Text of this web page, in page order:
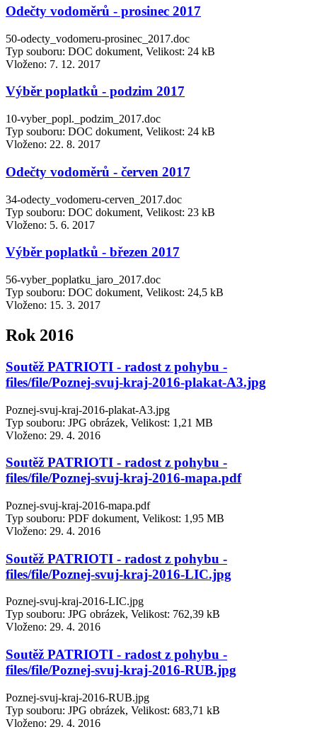
Odečty vodoměrů - prosinec 2017
50-odecty_vodomeru-prosinec_2017.doc
Typ souboru: DOC dokument, Velikost: 24 kB
Vloženo: 7. 12. 2017
Výběr poplatků - podzim 2017
10-vyber_popl._podzim_2017.doc
Typ souboru: DOC dokument, Velikost: 24 kB
Vloženo: 22. 8. 2017
Odečty vodoměrů - červen 2017
34-odecty_vodomeru-cerven_2017.doc
Typ souboru: DOC dokument, Velikost: 23 kB
Vloženo: 5. 6. 2017
Výběr poplatků - březen 2017
56-vyber_poplatku_jaro_2017.doc
Typ souboru: DOC dokument, Velikost: 24,5 kB
Vloženo: 15. 3. 2017
Rok 2016
Soutěž PATRIOTI - radost z pohybu -
files/file/Poznej-svuj-kraj-2016-plakat-A3.jpg
Poznej-svuj-kraj-2016-plakat-A3.jpg
Typ souboru: JPG obrázek, Velikost: 1,21 MB
Vloženo: 29. 4. 2016
Soutěž PATRIOTI - radost z pohybu -
files/file/Poznej-svuj-kraj-2016-mapa.pdf
Poznej-svuj-kraj-2016-mapa.pdf
Typ souboru: PDF dokument, Velikost: 1,95 MB
Vloženo: 29. 4. 2016
Soutěž PATRIOTI - radost z pohybu -
files/file/Poznej-svuj-kraj-2016-LIC.jpg
Poznej-svuj-kraj-2016-LIC.jpg
Typ souboru: JPG obrázek, Velikost: 762,39 kB
Vloženo: 29. 4. 2016
Soutěž PATRIOTI - radost z pohybu -
files/file/Poznej-svuj-kraj-2016-RUB.jpg
Poznej-svuj-kraj-2016-RUB.jpg
Typ souboru: JPG obrázek, Velikost: 683,71 kB
Vloženo: 29. 4. 2016